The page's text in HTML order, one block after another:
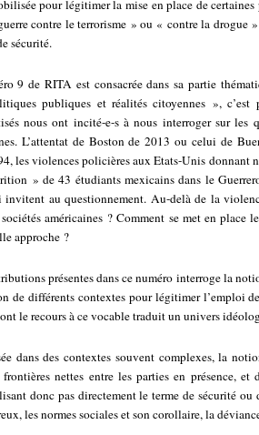
pour légitimer la mise en place de
contre le terrorisme » ou « contre la drogue
sécurité.
9 de RITA est consacrée dans sa partie
publiques et réalités citoyennes », c’est
nous ont incité-e-s à nous interroger sur les
L’attentat de Boston de 2013 ou celui de
les violences policières aux Etats-Unis donnant
» de 43 étudiants mexicains dans le
invitent au questionnement. Au-delà de la
américaines ? Comment se met en
approche ?
présentes dans ce numéro interroge la
de différents contextes pour légitimer l’emploi
le recours à ce vocable traduit un univers
dans des contextes souvent complexes, la
nettes entre les parties en présence,
donc pas directement le terme de sécurité
les normes sociales et son corollaire, la